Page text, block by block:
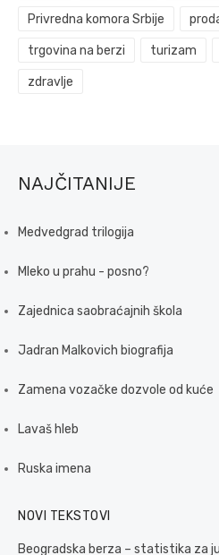
Privredna komora Srbije
trgovina na berzi turizam
zdravlje
NAJČITANIJE
Medvedgrad trilogija
Mleko u prahu - posno?
Zajednica saobraćajnih škola
Jadran Malkovich biografija
Zamena vozačke dozvole od kuće
Lavaš hleb
Ruska imena
NOVI TEKSTOVI
Beogradska berza – statistika za